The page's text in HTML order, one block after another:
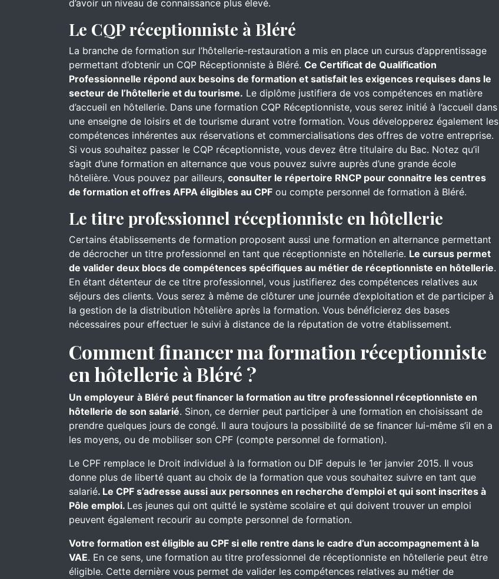
d’avoir un niveau de connaissance plus élevé.
Le CQP réceptionniste à Bléré
La branche de formation sur l’hôtellerie-restauration a mis en place un cursus d’apprentissage
permettant d’obtenir un CQP Réceptionniste à Bléré. Ce Certificat de Qualification
Professionnelle répond aux besoins de formation et satisfait les exigences requises dans le
secteur de l’hôtellerie et du tourisme. Le diplôme justifiera de vos compétences en matière
d’accueil en hôtellerie. Dans une formation CQP Réceptionniste, vous serez initié à l’accueil dans
une enseigne de loisirs et de tourisme durant votre formation. Vous développerez également les
compétences inhérentes aux réservations et commercialisations des offres de votre entreprise.
Si vous souhaitez passer le CQP réceptionniste, vous devez être titulaire du Bac. Notez qu’il
s’agit d’une formation en alternance que vous pouvez suivre auprès d’une grande école
hôtelière. Vous pouvez par ailleurs, consulter le répertoire RNCP pour connaitre les centres
de formation et offres AFPA éligibles au CPF ou compte personnel de formation à Bléré.
Le titre professionnel réceptionniste en hôtellerie
Certains établissements de formation proposent aussi une formation en alternance permettant
de décrocher un titre professionnel en tant que réceptionniste en hôtellerie. Le cursus permet
de valider deux blocs de compétences spécifiques au métier de réceptionniste en hôtellerie.
En étant détenteur de ce titre professionnel, vous justifierez des compétences relatives aux
séjours des clients. Vous serez à même de clôturer une journée d’exploitation et de participer à
la gestion de la distribution hôtelière après la formation. Vous bénéficierez des bases
nécessaires pour effectuer le suivi à distance de la réputation de votre établissement.
Comment financer ma formation réceptionniste
en hôtellerie à Bléré ?
Un employeur à Bléré peut financer la formation au titre professionnel réceptionniste en
hôtellerie de son salarié. Sinon, ce dernier peut participer à une formation en choisissant de
prendre quelques jours de congé. Il aura toujours la possibilité de se financer lui-même s’il en a
les moyens, ou de mobiliser son CPF (compte personnel de formation).
Le CPF remplace le Droit individuel à la formation ou DIF depuis le 1er janvier 2015. Il vous
donne plus de liberté quant au choix de la formation que vous souhaitez suivre en tant que
salarié. Le CPF s’adresse aussi aux personnes en recherche d’emploi et qui sont inscrites à
Pôle emploi. Les jeunes qui ont quitté le système scolaire et qui doivent trouver un emploi
peuvent également recourir au compte personnel de formation.
Votre formation est éligible au CPF si elle rentre dans le cadre d’un accompagnement à la
VAE. En ce sens, une formation au titre professionnel de réceptionniste en hôtellerie peut être
éligible. Cette dernière vous permet de valider les compétences relatives au métier de